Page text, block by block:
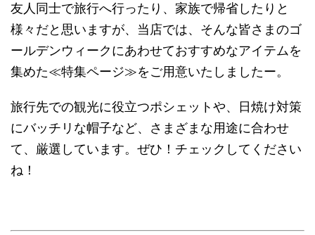
友人同士で旅行へ行ったり、家族で帰省したりと
様々だと思いますが、当店では、そんな皆さまのゴ
ールデンウィークにあわせておすすめなアイテムを
集めた≪特集ページ≫をご用意いたしましたー。
旅行先での観光に役立つポシェットや、日焼け対策
にバッチリな帽子など、さまざまな用途に合わせ
て、厳選しています。ぜひ！チェックしてください
ね！